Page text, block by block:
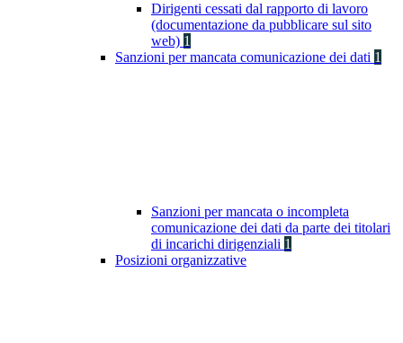
Dirigenti cessati dal rapporto di lavoro
(documentazione da pubblicare sul sito
web) 1
Sanzioni per mancata comunicazione dei dati 1
Sanzioni per mancata o incompleta
comunicazione dei dati da parte dei titolari
di incarichi dirigenziali 1
Posizioni organizzative